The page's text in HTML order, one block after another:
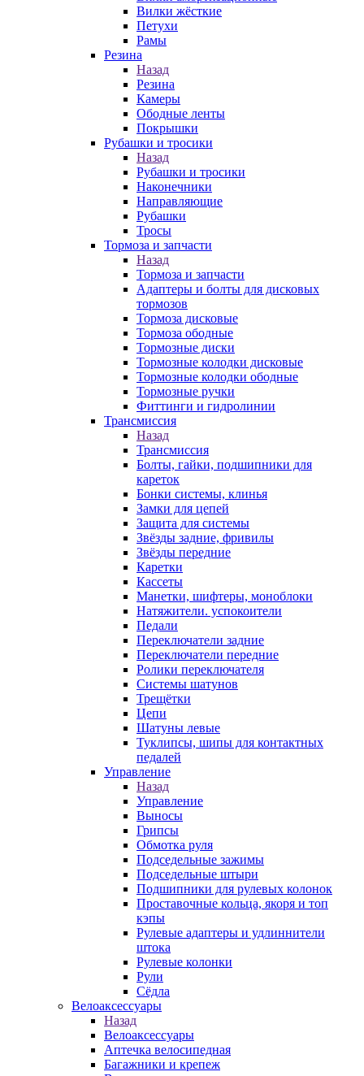
Вилки жёсткие
Петухи
Рамы
Резина
Назад
Резина
Камеры
Ободные ленты
Покрышки
Рубашки и тросики
Назад
Рубашки и тросики
Наконечники
Направляющие
Рубашки
Тросы
Тормоза и запчасти
Назад
Тормоза и запчасти
Адаптеры и болты для дисковых
тормозов
Тормоза дисковые
Тормоза ободные
Тормозные диски
Тормозные колодки дисковые
Тормозные колодки ободные
Тормозные ручки
Фиттинги и гидролинии
Трансмиссия
Назад
Трансмиссия
Болты, гайки, подшипники для
кареток
Бонки системы, клинья
Замки для цепей
Защита для системы
Звёзды задние, фривилы
Звёзды передние
Каретки
Кассеты
Манетки, шифтеры, моноблоки
Натяжители. успокоители
Педали
Переключатели задние
Переключатели передние
Ролики переключателя
Системы шатунов
Трещётки
Цепи
Шатуны левые
Туклипсы, шипы для контактных
педалей
Управление
Назад
Управление
Выносы
Грипсы
Обмотка руля
Подседельные зажимы
Подседельные штыри
Подшипники для рулевых колонок
Проставочные кольца, якоря и топ
кэпы
Рулевые адаптеры и удлиннители
штока
Рулевые колонки
Рули
Сёдла
Велоаксессуары
Назад
Велоаксессуары
Аптечка велосипедная
Багажники и крепеж